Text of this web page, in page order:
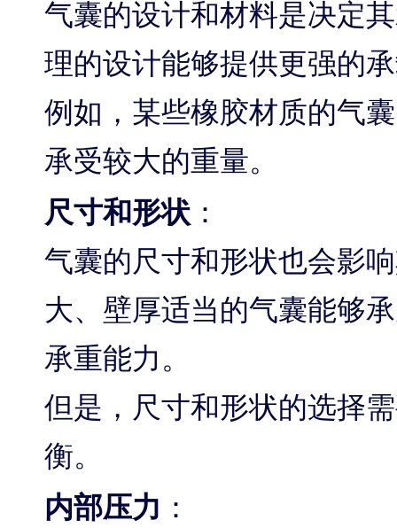
气囊的设计和材料是决定
理的设计能够提供更强的
例如，某些橡胶材质的气
承受较大的重量。
尺寸和形状：
气囊的尺寸和形状也会影
大、壁厚适当的气囊能够
承重能力。
但是，尺寸和形状的选择
衡。
内部压力 ：